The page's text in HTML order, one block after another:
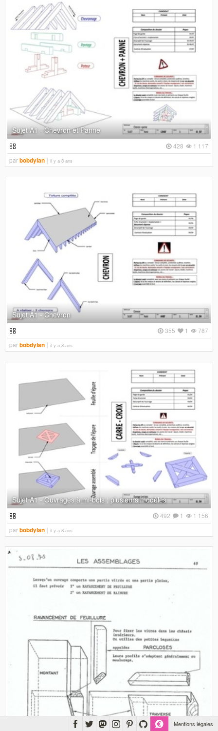
Mentions légales
Sujet A1 - Chevron et Panne
1 117
428
parbobdylan il y a 8 ans
Sujet A1 - Chevron
787
1
355
parbobdylan il y a 8 ans
Sujet A1 - Ouvrages à mi-bois : plusieurs modèles
1 156
1
492
parbobdylan il y a 8 ans